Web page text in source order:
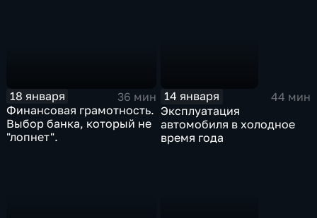
18 января
36 мин
Финансовая грамотность.
Выбор банка, который не
"лопнет".
14 января
44 мин
Эксплуатация
автомобиля в холодное
время года